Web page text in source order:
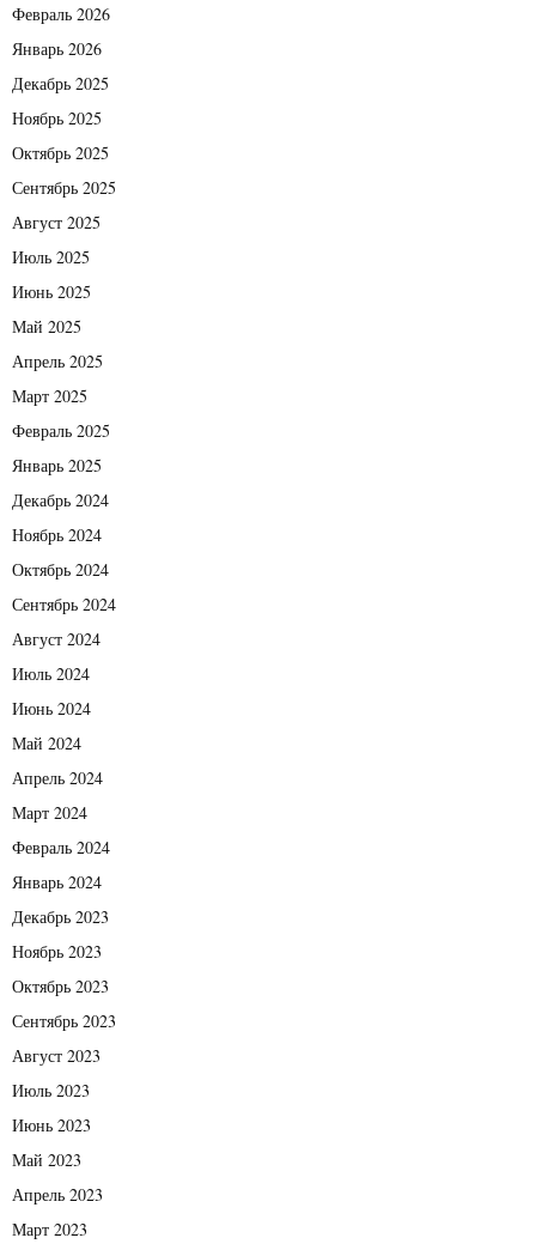
Февраль 2026
Январь 2026
Декабрь 2025
Ноябрь 2025
Октябрь 2025
Сентябрь 2025
Август 2025
Июль 2025
Июнь 2025
Май 2025
Апрель 2025
Март 2025
Февраль 2025
Январь 2025
Декабрь 2024
Ноябрь 2024
Октябрь 2024
Сентябрь 2024
Август 2024
Июль 2024
Июнь 2024
Май 2024
Апрель 2024
Март 2024
Февраль 2024
Январь 2024
Декабрь 2023
Ноябрь 2023
Октябрь 2023
Сентябрь 2023
Август 2023
Июль 2023
Июнь 2023
Май 2023
Апрель 2023
Март 2023